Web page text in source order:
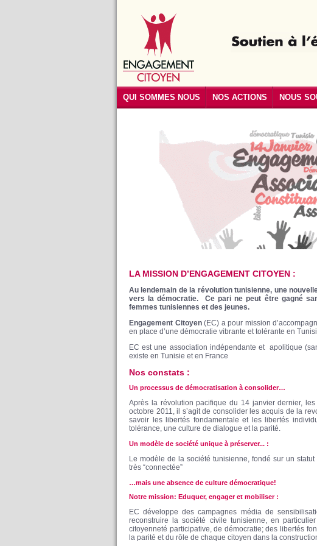
QUI SOMMES NOUS NOS ACTIONS NOUS
LA MISSION D’ENGAGEMENT CITOYEN :
Au lendemain de la révolution tunisienne, une
vers la démocratie. Ce pari ne peut être gagné
femmes tunisiennes et des jeunes.
Engagement Citoyen(EC) a pour mission
en place d’une démocratie vibrante et tolérante en
EC est une association indépendante et apolitique
existe en Tunisie et en France
Nos constats :
Un processus de démocratisation à consolider…
Après la révolution pacifique du 14 janvier dernier,
octobre 2011, il s’agit de consolider les acquis de la
savoir les libertés fondamentale et les libertés
tolérance, une culture de dialogue et la parité.
Un modèle de société unique à préserver... :
Le modèle de la société tunisienne, fondé sur un
très “connectée”
…mais une absence de culture démocratique!
Notre mission: Eduquer, engager et mobiliser :
EC développe des campagnes média de
reconstruire la société civile tunisienne, en
citoyenneté participative, de démocratie; des libertés
la parité et du rôle de chaque citoyen dans la